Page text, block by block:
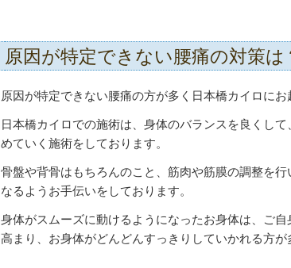
原因が特定できない腰痛の対策は
原因が特定できない腰痛の方が多く日本橋カイロに
日本橋カイロでの施術は、身体のバランスを良くし
めていく施術をしております。
骨盤や背骨はもちろんのこと、筋肉や筋膜の調整を
なるようお手伝いをしております。
身体がスムーズに動けるようになったお身体は、ご
高まり、お身体がどんどんすっきりしていかれる方が